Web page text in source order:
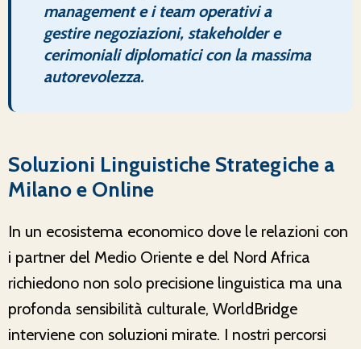
management e i team operativi a
gestire negoziazioni, stakeholder e
cerimoniali diplomatici con la massima
autorevolezza.
Soluzioni Linguistiche Strategiche a
Milano e Online
In un ecosistema economico dove le relazioni con
i partner del Medio Oriente e del Nord Africa
richiedono non solo precisione linguistica ma una
profonda sensibilità culturale, WorldBridge
interviene con soluzioni mirate. I nostri percorsi